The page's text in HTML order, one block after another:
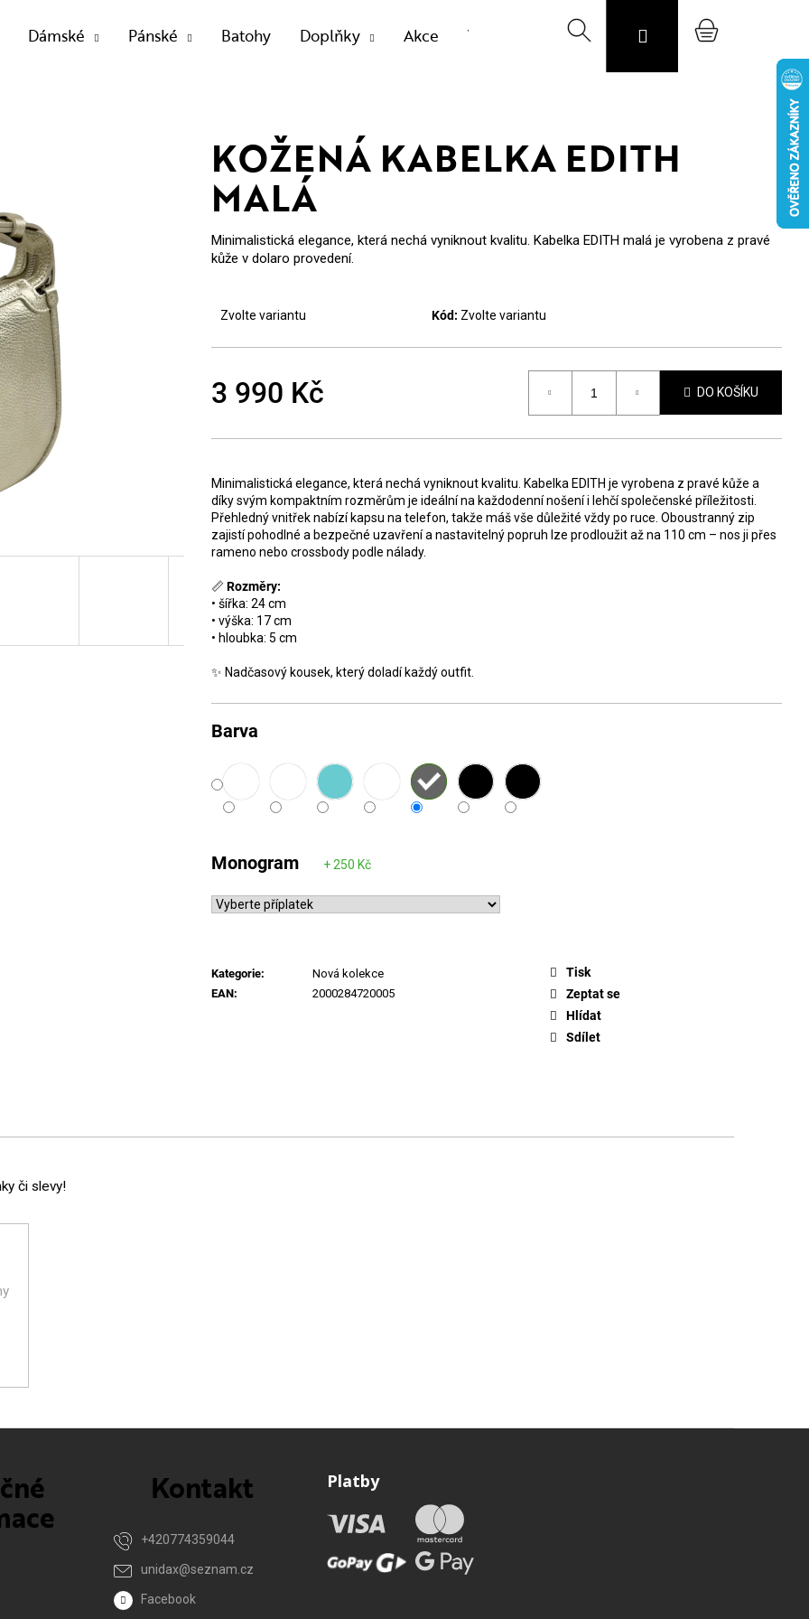
Dámské Pánské Batohy Doplňky Akce Výprodej vzorků Svojost O nás
HledatPřihlášeníNákupní
KOŽENÁ KABELKA EDITH
MALÁ
Minimalistická elegance, která nechá vyniknout kvalitu. Kabelka EDITH malá je vyrobena z pravé
kůže v dolaro provedení.
Barva
Monogram
Zvolte variantu Kód: Zvolte variantu
3 990 Kč DO KOŠÍKU
Minimalistická elegance, která nechá vyniknout kvalitu. Kabelka EDITH je vyrobena z pravé kůže a
díky svým kompaktním rozměrům je ideální na každodenní nošení i lehčí společenské příležitosti.
Přehledný vnitřek nabízí kapsu na telefon, takže máš vše důležité vždy po ruce. Oboustranný zip
zajistí pohodlné a bezpečné uzavření a nastavitelný popruh lze prodloužit až na 110 cm – nos ji přes
rameno nebo crossbody podle nálady.
📏 Rozměry:
• šířka: 24 cm
• výška: 17 cm
• hloubka: 5 cm
✨ Nadčasový kousek, který doladí každý outfit.
Kategorie:
Nová kolekce
EAN: 2000284720005
Tisk
Zeptat se
Hlídat
Sdílet
NAJÍT?
Doporučujeme
či slevy!
Kontakt
unidax@seznam.cz
+420774359044
Facebook
Platby